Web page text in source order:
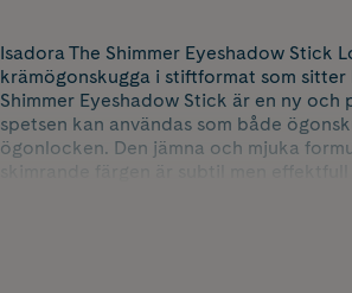
Isadora The Shimmer Eyeshadow Stick
krämögonskugga i stiftformat som
Shimmer Eyeshadow Stick är en ny
spetsen kan användas som både
ögonlocken. Den jämna och mjuka
skimrande färgen är subtil men